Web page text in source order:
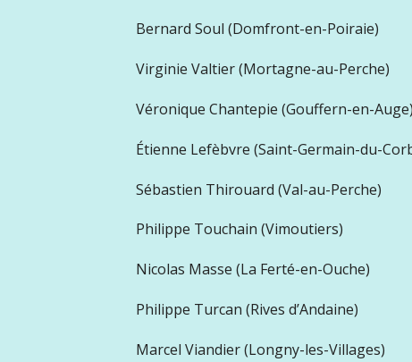
Bernard Soul (Domfront-en-Poiraie)
Virginie Valtier (Mortagne-au-Perche)
Véronique Chantepie (Gouffern-en-Auge)
Étienne Lefèbvre (Saint-Germain-du-
Sébastien Thirouard (Val-au-Perche)
Philippe Touchain (Vimoutiers)
Nicolas Masse (La Ferté-en-Ouche)
Philippe Turcan (Rives d’Andaine)
Marcel Viandier (Longny-les-Villages)